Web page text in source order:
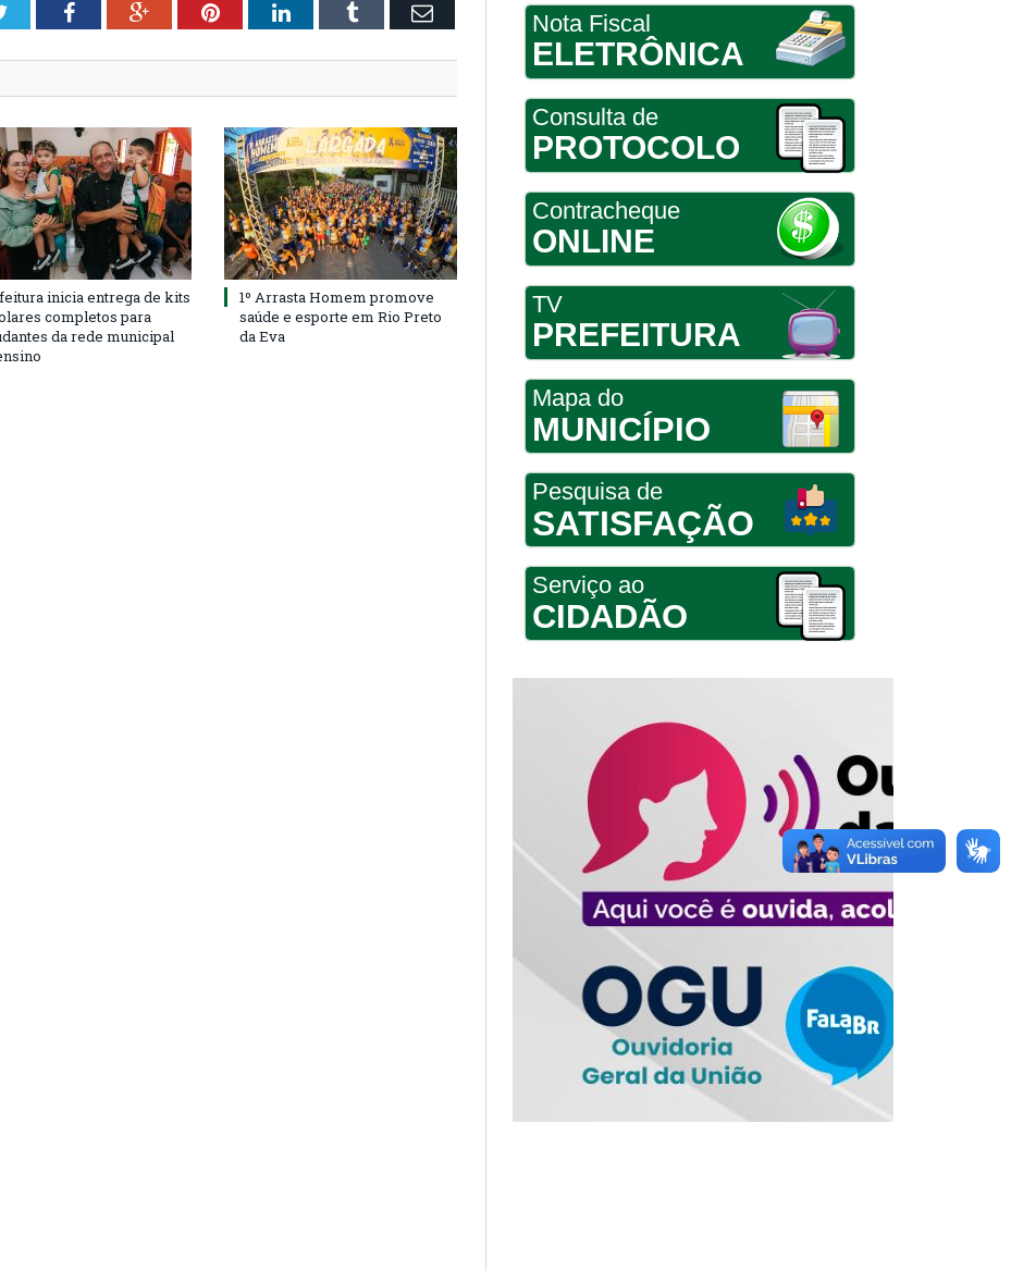
TwitterFacebookGoogle+PinterestLinkedInTumblr Email
inicia entrega de kits
completos para
da rede municipal
1º Arrasta Homem promove
saúde e esporte em Rio Preto
da Eva
Nota Fiscal
ELETRÔNICA
Consulta de
PROTOCOLO
Contracheque
ONLINE
TV
PREFEITURA
Mapa do
MUNICÍPIO
Pesquisa de
SATISFAÇÃO
Serviço ao
CIDADÃO